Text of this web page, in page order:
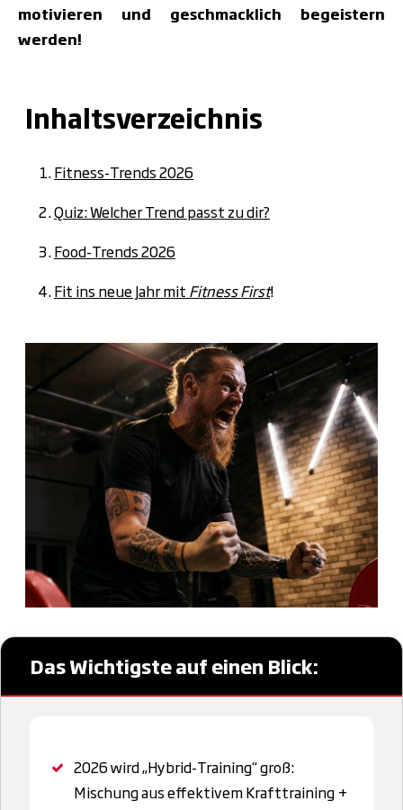
motivieren und geschmacklich begeistern
werden!
Inhaltsverzeichnis
Fitness-Trends 2026
Quiz: Welcher Trend passt zu dir?
Food-Trends 2026
Fit ins neue Jahr mit Fitness First!
Das Wichtigste auf einen Blick:
2026 wird „Hybrid-Training“ groß:
Mischung aus effektivem Krafttraining +